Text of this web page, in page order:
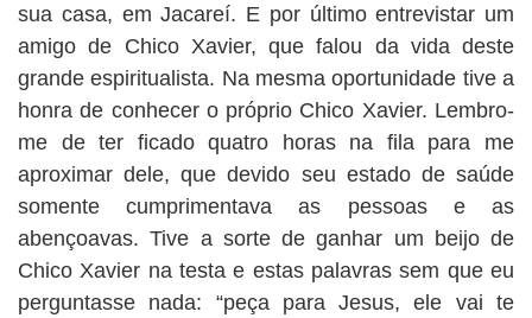
sua casa, em Jacareí. E por último entrevistar um
amigo de Chico Xavier, que falou da vida deste
grande espiritualista. Na mesma oportunidade tive a
honra de conhecer o próprio Chico Xavier. Lembro-
me de ter ficado quatro horas na fila para me
aproximar dele, que devido seu estado de saúde
somente cumprimentava as pessoas e as
abençoavas. Tive a sorte de ganhar um beijo de
Chico Xavier na testa e estas palavras sem que eu
perguntasse nada: “peça para Jesus, ele vai te